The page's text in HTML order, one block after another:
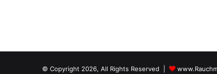
© Copyright 2026, All Rights Reserved |